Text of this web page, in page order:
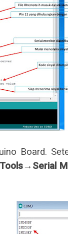
Board.
Tools→ Serial